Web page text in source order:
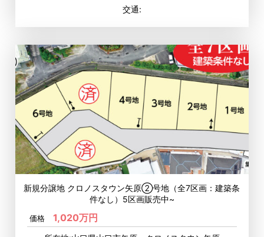
交通:
新規分譲地 クロノスタウン矢原②号地（全7区画：建築条
件なし）5区画販売中~
価格 1,020万円